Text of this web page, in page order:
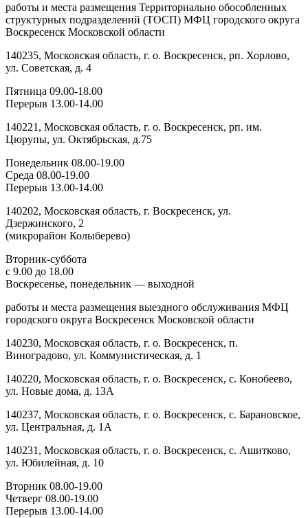
работы и места размещения Территориально обособленных
структурных подразделений (ТОСП) МФЦ городского округа
Воскресенск Московской области
140235, Московская область, г. о. Воскресенск, рп. Хорлово,
ул. Советская, д. 4
Пятница 09.00-18.00
Перерыв 13.00-14.00
140221, Московская область, г. о. Воскресенск, рп. им.
Цюрупы, ул. Октябрьская, д.75
Понедельник 08.00-19.00
Среда 08.00-19.00
Перерыв 13.00-14.00
140202, Московская область, г. Воскресенск, ул.
Дзержинского, 2
(микрорайон Колыберево)
Вторник-суббота
с 9.00 до 18.00
Воскресенье, понедельник — выходной
работы и места размещения выездного обслуживания МФЦ
городского округа Воскресенск Московской области
140230, Московская область, г. о. Воскресенск, п.
Виноградово, ул. Коммунистическая, д. 1
140220, Московская область, г. о. Воскресенск, с. Конобеево,
ул. Новые дома, д. 13А
140237, Московская область, г. о. Воскресенск, с. Барановское,
ул. Центральная, д. 1А
140231, Московская область, г. о. Воскресенск, с. Ашитково,
ул. Юбилейная, д. 10
Вторник 08.00-19.00
Четверг 08.00-19.00
Перерыв 13.00-14.00